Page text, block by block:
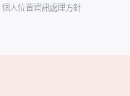
個人位置資訊處理方針